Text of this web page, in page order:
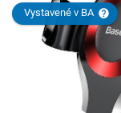
Vystavené v BA